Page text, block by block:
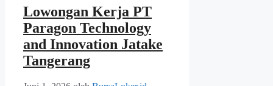
Lowongan Kerja PT
Paragon Technology
and Innovation Jatake
Tangerang